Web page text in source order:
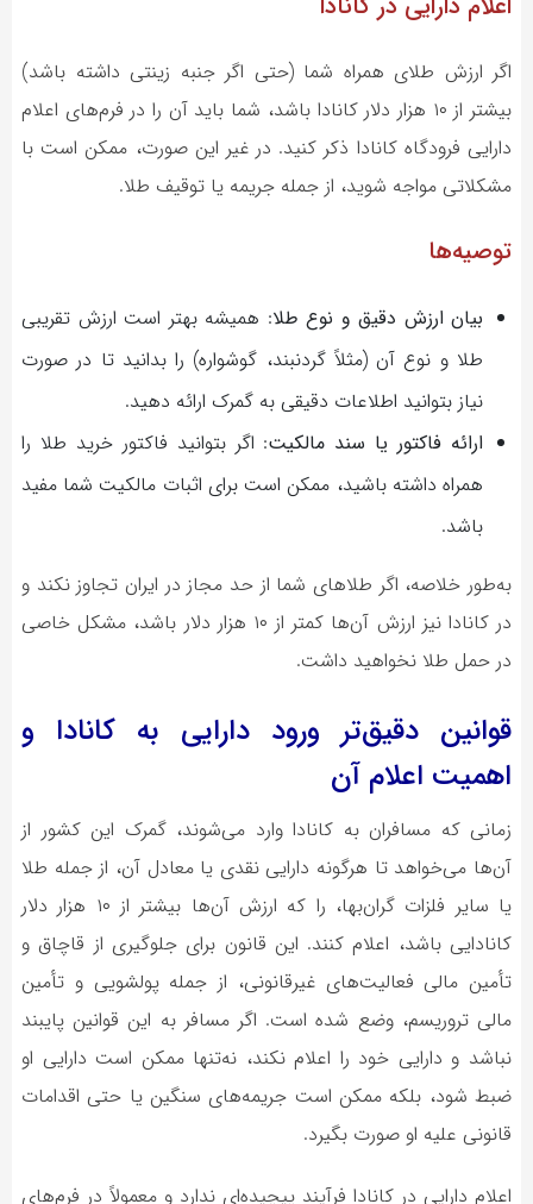
اگر ارزش طلای همراه شما (حتی اگر جنبه زینتی داشته باشد)
بیشتر از ۱۰ هزار دلار کانادا باشد، شما باید آن را در فرم‌های اعلام
دارایی فرودگاه کانادا ذکر کنید. در غیر این صورت، ممکن است با
مشکلاتی مواجه شوید، از جمله جریمه یا توقیف طلا.
توصیه‌ها
بیان ارزش دقیق و نوع طلا: همیشه بهتر است ارزش تقریبی
طلا و نوع آن (مثلاً گردنبند، گوشواره) را بدانید تا در صورت
نیاز بتوانید اطلاعات دقیقی به گمرک ارائه دهید.
ارائه فاکتور یا سند مالکیت: اگر بتوانید فاکتور خرید طلا را
همراه داشته باشید، ممکن است برای اثبات مالکیت شما مفید
باشد.
به‌طور خلاصه، اگر طلاهای شما از حد مجاز در ایران تجاوز نکند و
در کانادا نیز ارزش آن‌ها کمتر از ۱۰ هزار دلار باشد، مشکل خاصی
در حمل طلا نخواهید داشت.
قوانین دقیق‌تر ورود دارایی به کانادا و
اهمیت اعلام آن
زمانی که مسافران به کانادا وارد می‌شوند، گمرک این کشور از
آن‌ها می‌خواهد تا هرگونه دارایی نقدی یا معادل آن، از جمله طلا
یا سایر فلزات گران‌بها، را که ارزش آن‌ها بیشتر از ۱۰ هزار دلار
کانادایی باشد، اعلام کنند. این قانون برای جلوگیری از قاچاق و
تأمین مالی فعالیت‌های غیرقانونی، از جمله پولشویی و تأمین
مالی تروریسم، وضع شده است. اگر مسافر به این قوانین پایبند
نباشد و دارایی خود را اعلام نکند، نه‌تنها ممکن است دارایی او
ضبط شود، بلکه ممکن است جریمه‌های سنگین یا حتی اقدامات
قانونی علیه او صورت بگیرد.
اعلام دارایی در کانادا فرآیند پیچیده‌ای ندارد و معمولاً در فرم‌های